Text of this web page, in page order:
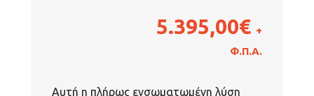
5.395,00€ +
Φ.Π.Α.
Αυτή η πλήρως ενσωματωμένη λύση